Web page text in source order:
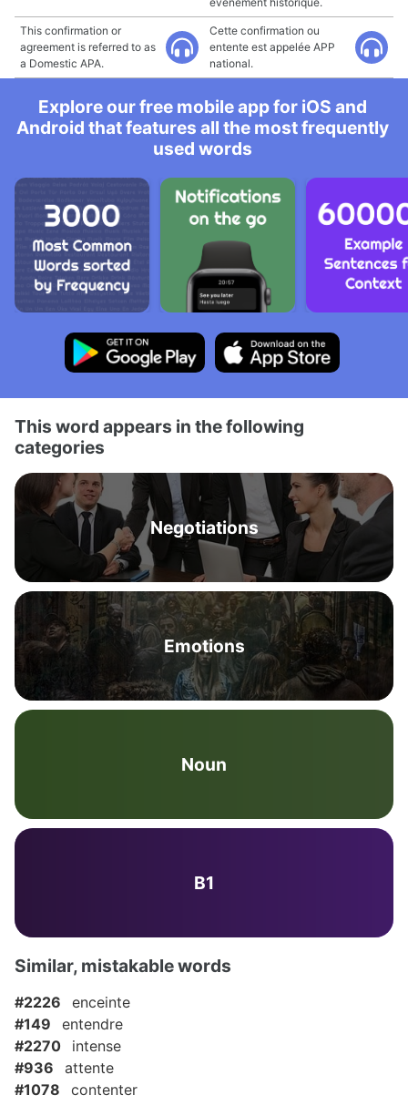
This confirmation or
agreement is referred to as
a Domestic APA.
Cette confirmation ou
entente est appelée APP
national.
Explore our free mobile app for iOS and
Android that features all the most frequently
used words
This word appears in the following
categories
Negotiations
Emotions
Noun
B1
Similar, mistakable words
#2226
enceinte
#149
entendre
#2270
intense
#936
attente
#1078
contenter